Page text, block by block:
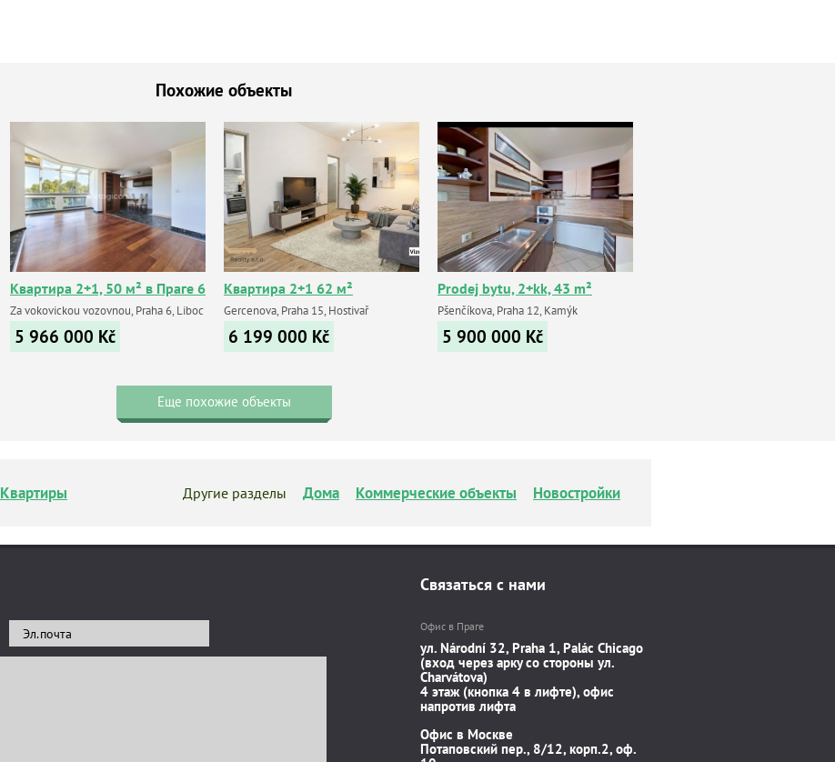
Похожие объекты
Квартира 2+1, 50 м² в Праге 6
Za vokovickou vozovnou, Praha 6, Liboc
5 966 000 Kč
Квартира 2+1 62 м²
Gercenova, Praha 15, Hostivař
6 199 000 Kč
Prodej bytu, 2+kk, 43 m²
Pšenčíkova, Praha 12, Kamýk
5 900 000 Kč
Еще похожие объекты
Квартиры Другие разделы Дома Коммерческие объекты Новостройки
Связаться с нами
Офис в Праге
ул. Národní 32, Praha 1, Palác Chicago
(вход через арку со стороны ул.
Charvátova)
4 этаж (кнопка 4 в лифте), офис
напротив лифта
Офис в Москве
Потаповский пер., 8/12, корп.2, оф.